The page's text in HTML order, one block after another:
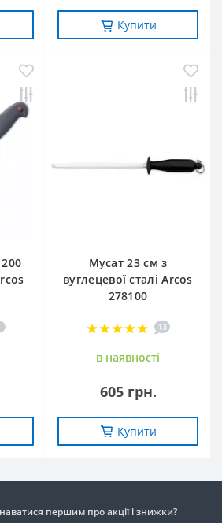
Купити
Мусат 23 см з
вуглецевої сталі Arcos
278100
13
в наявностi
605 грн.
Купити
першим про акції і знижки?